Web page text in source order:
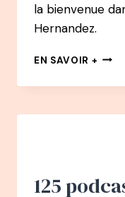
la bienvenue
Hernandez.
EN SAVOIR + 130
–
1
125